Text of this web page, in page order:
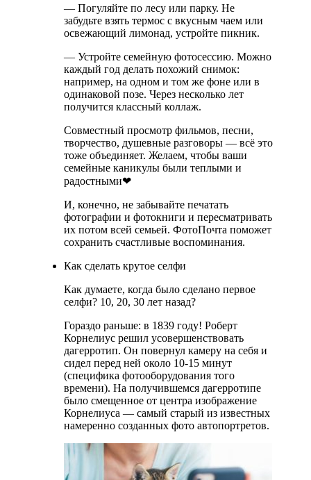
— Погуляйте по лесу или парку. Не
забудьте взять термос с вкусным чаем или
освежающий лимонад, устройте пикник.
— Устройте семейную фотосессию. Можно
каждый год делать похожий снимок:
например, на одном и том же фоне или в
одинаковой позе. Через несколько лет
получится классный коллаж.
Совместный просмотр фильмов, песни,
творчество, душевные разговоры — всё это
тоже объединяет. Желаем, чтобы ваши
семейные каникулы были теплыми и
радостными❤
И, конечно, не забывайте печатать
фотографии и фотокниги и пересматривать
их потом всей семьей. ФотоПочта поможет
сохранить счастливые воспоминания.
Как сделать крутое селфи
Как думаете, когда было сделано первое
селфи? 10, 20, 30 лет назад?
Гораздо раньше: в 1839 году! Роберт
Корнелиус решил усовершенствовать
дагерротип. Он повернул камеру на себя и
сидел перед ней около 10-15 минут
(специфика фотооборудования того
времени). На получившемся дагерротипе
было смещенное от центра изображение
Корнелиуса — самый старый из известных
намеренно созданных фото автопортретов.